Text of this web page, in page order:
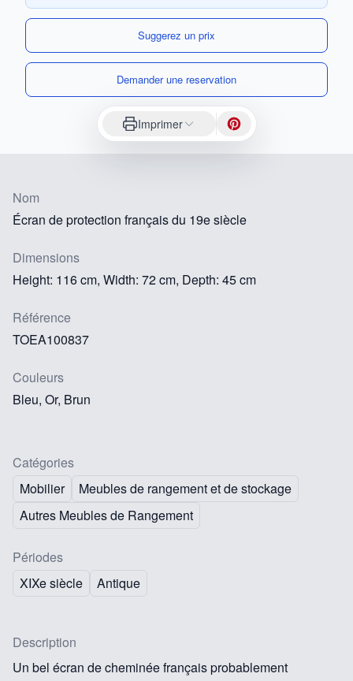
Suggerez un prix
Demander une reservation
Imprimer
Nom
Écran de protection français du 19e siècle
Dimensions
Height: 116 cm, Width: 72 cm, Depth: 45 cm
Référence
TOEA100837
Couleurs
Bleu, Or, Brun
Catégories
Mobilier
Meubles de rangement et de stockage
Autres Meubles de Rangement
Périodes
XIXe siècle
Antique
Description
Un bel écran de cheminée français probablement